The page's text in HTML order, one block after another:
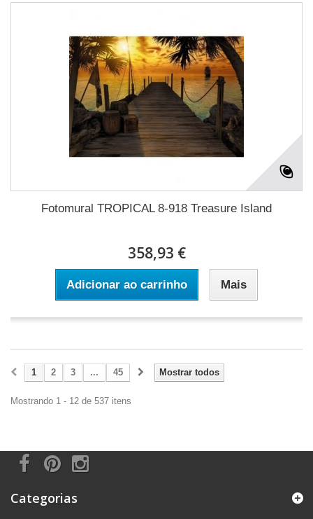
Fotomural TROPICAL 8-918 Treasure Island
358,93 €
Adicionar ao carrinho Mais
Mostrar todos
1 2 3 ... 45
Mostrando 1 - 12 de 537 itens
Categorias